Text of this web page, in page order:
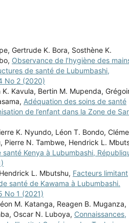
Gertrude K. Bora, Sosthène K.
Observance de l’hygiène des
de santé de Lubumbashi,
No 2 (2020)
Kavula, Bertin M. Mupenda,
Adéquation des soins de santé
de l’enfant dans la Zone de
K. Nyundo, Léon T. Bondo,
Pierre N. Tambwe, Hendrick L.
Kenya à Lubumbashi,
L. Mbutshu, Facteurs limitant
santé de Kawama à Lubumbashi.
No 1 (2021)
M. Katanga, Reagen B. Muganza,
Oscar N. Luboya, Connaissances,